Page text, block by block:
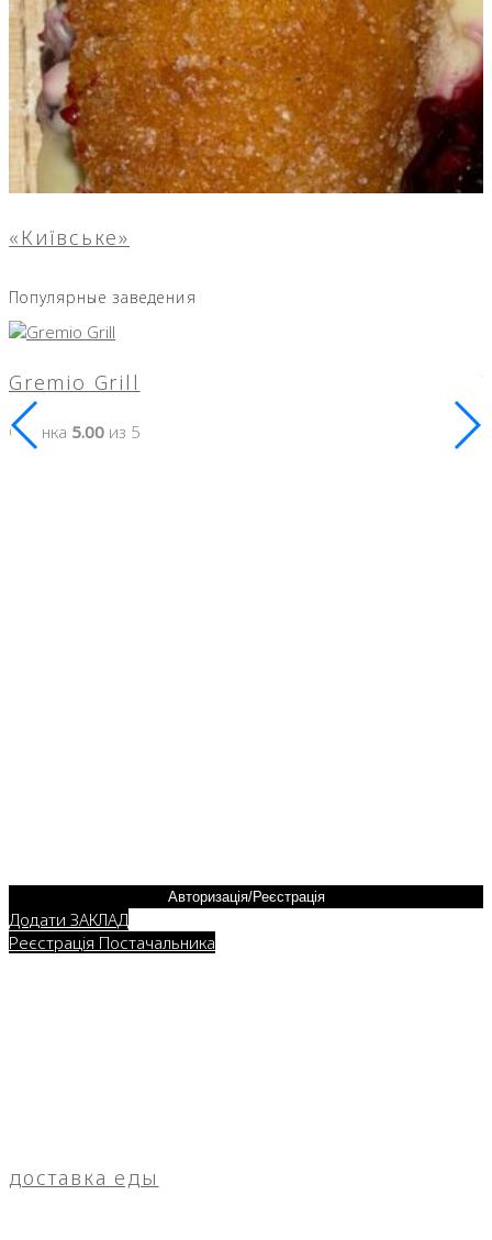
«Київське»
Популярные заведения
Gremio Grill
Оценка 5.00 из 5
Авторизація/Реєстрація
Додати ЗАКЛАД
Реєстрація Постачальника
доставка еды